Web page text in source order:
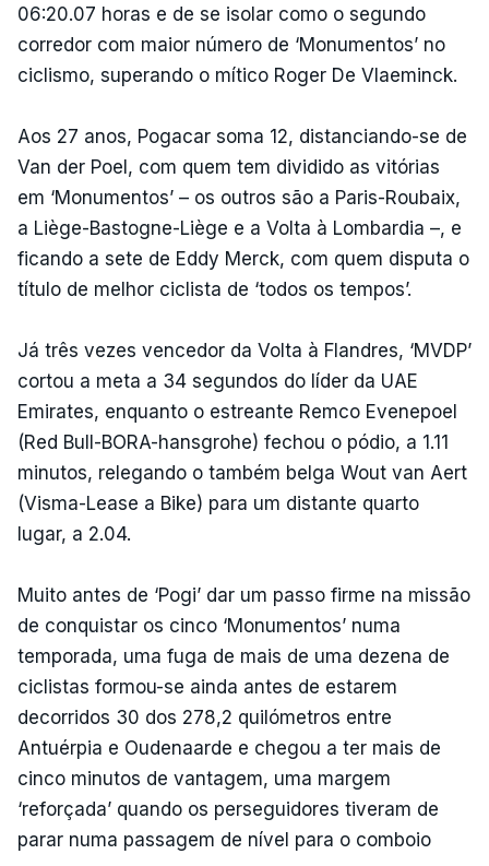
06:20.07 horas e de se isolar como o segundo
corredor com maior número de ‘Monumentos’ no
ciclismo, superando o mítico Roger De Vlaeminck.
Aos 27 anos, Pogacar soma 12, distanciando-se de
Van der Poel, com quem tem dividido as vitórias
em ‘Monumentos’ – os outros são a Paris-Roubaix,
a Liège-Bastogne-Liège e a Volta à Lombardia –, e
ficando a sete de Eddy Merck, com quem disputa o
título de melhor ciclista de ‘todos os tempos’.
Já três vezes vencedor da Volta à Flandres, ‘MVDP’
cortou a meta a 34 segundos do líder da UAE
Emirates, enquanto o estreante Remco Evenepoel
(Red Bull-BORA-hansgrohe) fechou o pódio, a 1.11
minutos, relegando o também belga Wout van Aert
(Visma-Lease a Bike) para um distante quarto
lugar, a 2.04.
Muito antes de ‘Pogi’ dar um passo firme na missão
de conquistar os cinco ‘Monumentos’ numa
temporada, uma fuga de mais de uma dezena de
ciclistas formou-se ainda antes de estarem
decorridos 30 dos 278,2 quilómetros entre
Antuérpia e Oudenaarde e chegou a ter mais de
cinco minutos de vantagem, uma margem
‘reforçada’ quando os perseguidores tiveram de
parar numa passagem de nível para o comboio